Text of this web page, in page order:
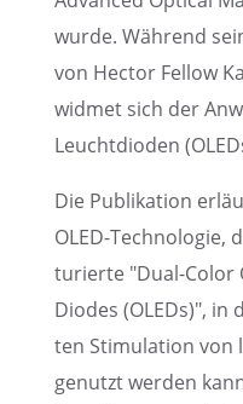
wurde. Während
von Hector Fellow
widmet sich der
Leucht­di­oden
Die Publi­ka­tion
OLED-
tu­rierte "Dual-Color
Diodes (OLEDs)",
ten Stimu­la­tion von
genutzt werden